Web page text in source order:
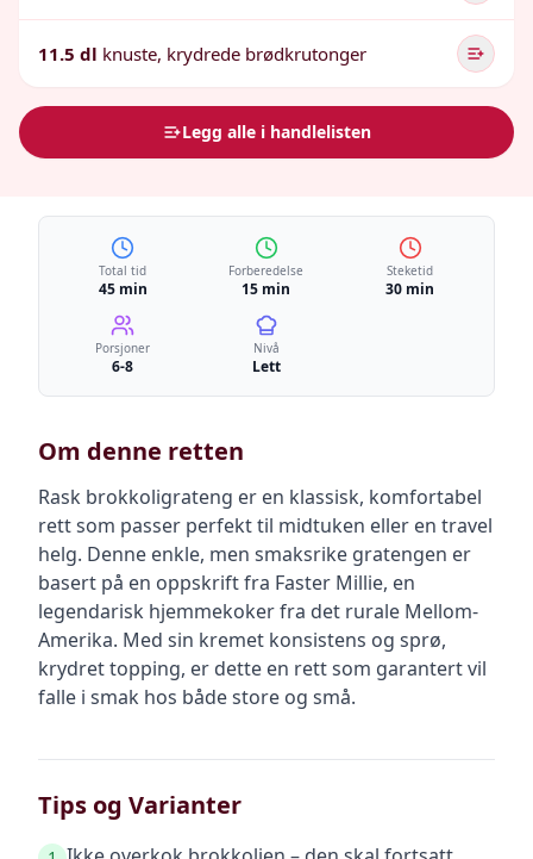
11.5 dl knuste, krydrede brødkrutonger
Legg alle i handlelisten
Total tid
45 min
Forberedelse
15 min
Steketid
30 min
Porsjoner
6-8
Nivå
Lett
Om denne retten
Rask brokkoligrateng er en klassisk, komfortabel
rett som passer perfekt til midtuken eller en travel
helg. Denne enkle, men smaksrike gratengen er
basert på en oppskrift fra Faster Millie, en
legendarisk hjemmekoker fra det rurale Mellom-
Amerika. Med sin kremet konsistens og sprø,
krydret topping, er dette en rett som garantert vil
falle i smak hos både store og små.
Tips og Varianter